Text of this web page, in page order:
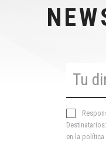
en la política